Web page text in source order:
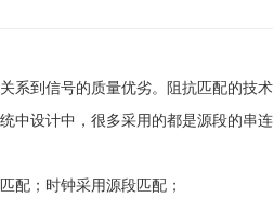
系到信号的质量优劣。阻抗匹配的技
中设计中，很多采用的都是源段的串
配；时钟采用源段匹配；